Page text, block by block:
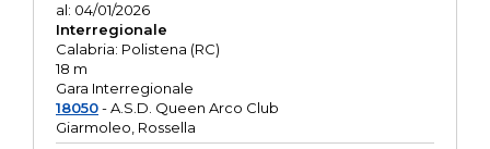
al: 04/01/2026
Interregionale
Calabria: Polistena (RC)
18 m
Gara Interregionale
18050- A.S.D. Queen Arco Club
Giarmoleo, Rossella